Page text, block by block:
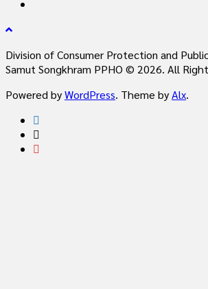
Division of Consumer Protection and
Samut Songkhram PPHO © 2026. All
Powered byWordPress. Theme byAlx.